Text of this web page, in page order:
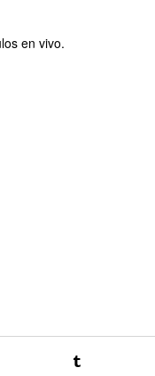
en vivo.